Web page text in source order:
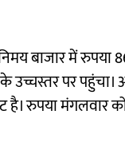
बाजार में
उच्चस्तर पर
रुपया मंगलवार